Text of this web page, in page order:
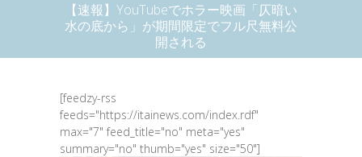
【速報】YouTubeでホラー映画「仄暗い
水の底から」が期間限定でフル尺無料公
開される
[feedzy-rss
feeds="https://itainews.com/index.rdf"
max="7" feed_title="no" meta="yes"
summary="no" thumb="yes" size="50"]